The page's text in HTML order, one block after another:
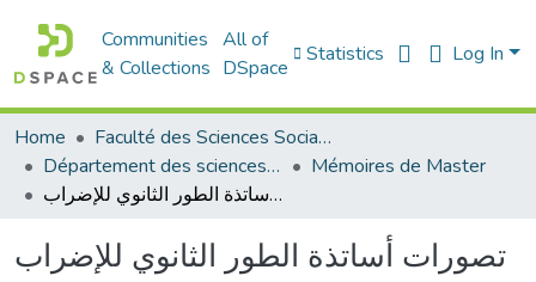
Communities
& Collections
All of
DSpace
Statistics Log In
Home
Faculté des Sciences Sociales
Département des sciences sociales
Mémoires de Master
تصورات أساتذة الطور الثانوي للإضراب
تصورات أساتذة الطور الثانوي للإضراب